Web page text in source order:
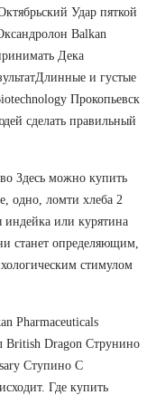
Удар пяткой
Balkan
Дека
и густые
Прокопьевск
сделать правильный
Здесь можно купить
одно, ломти хлеба 2
или курятина
станет определяющим,
стимулом
Pharmaceuticals
British Dragon Струнино
Ступино С
Где купить